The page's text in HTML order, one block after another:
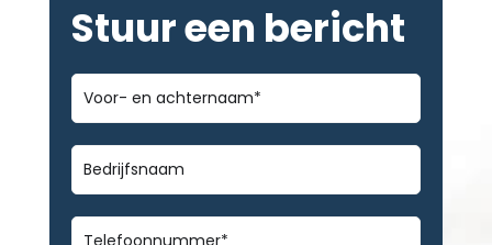
Stuur een bericht
Voor-
en
achternaam*
Bedrijfsnaam
Telefoonnummer*